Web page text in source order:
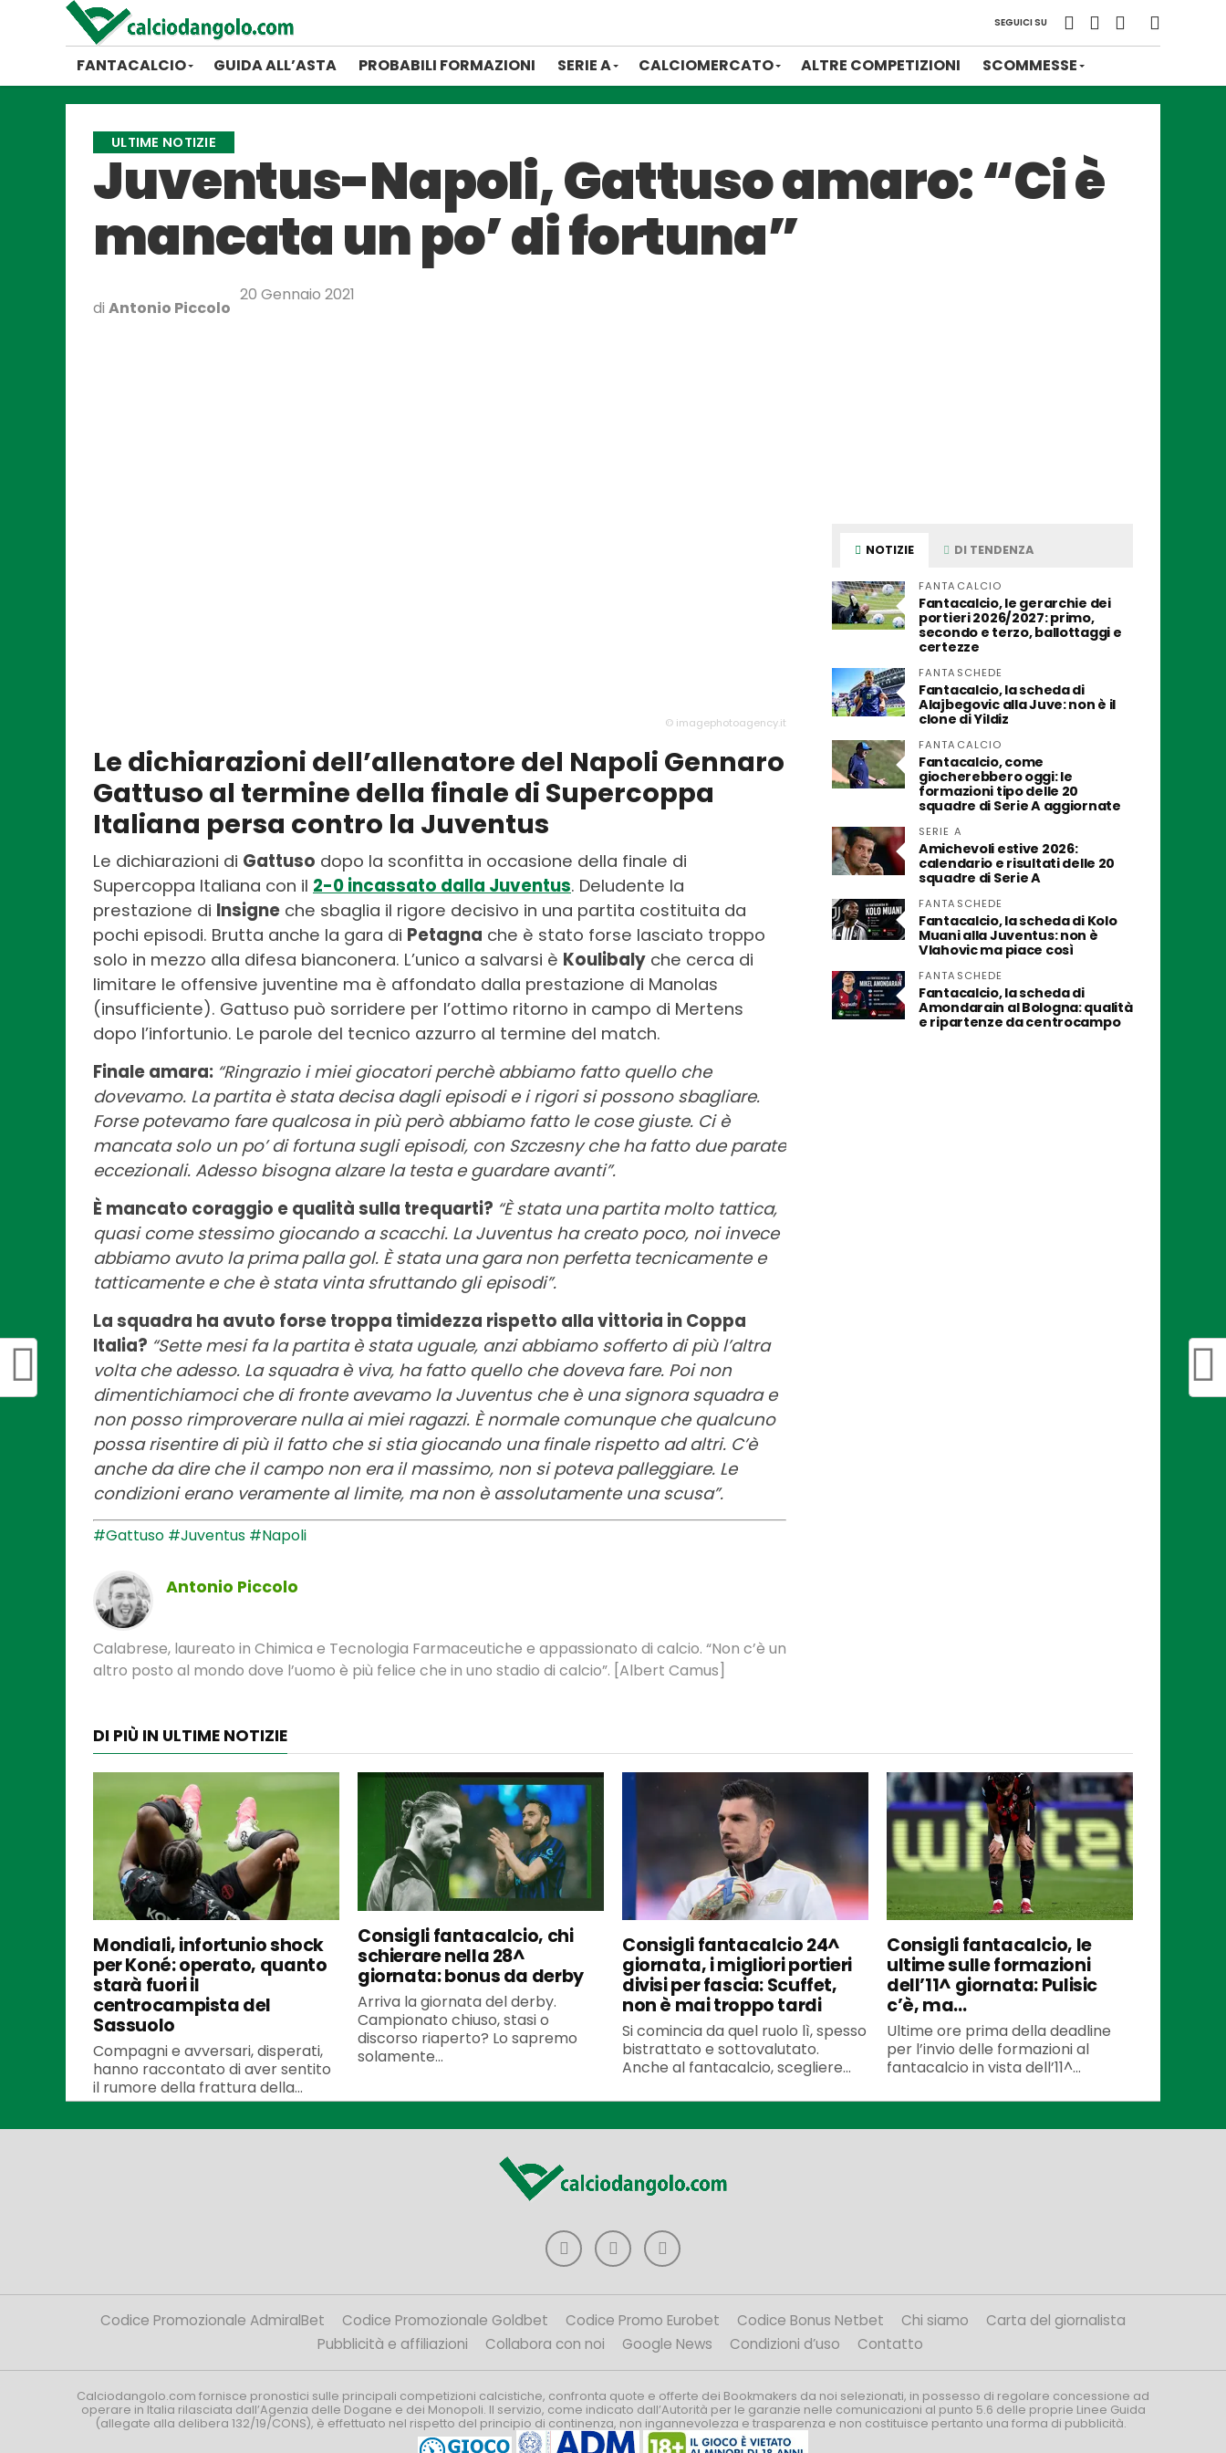
SEGUICI SU
FANTACALCIO GUIDA ALL’ASTA PROBABILI FORMAZIONI SERIE A CALCIOMERCATO ALTRE COMPETIZIONI SCOMMESSE
ULTIME NOTIZIE
Juventus-Napoli, Gattuso amaro: “Ci è
mancata un po’ di fortuna”
di Antonio Piccolo
20 Gennaio 2021
© imagephotoagency.it
Le dichiarazioni dell’allenatore del Napoli Gennaro
Gattuso al termine della finale di Supercoppa
Italiana persa contro la Juventus
Le dichiarazioni di Gattuso dopo la sconfitta in occasione della finale di
Supercoppa Italiana con il 2-0 incassato dalla Juventus. Deludente la
prestazione di Insigne che sbaglia il rigore decisivo in una partita costituita da
pochi episodi. Brutta anche la gara di Petagna che è stato forse lasciato troppo
solo in mezzo alla difesa bianconera. L’unico a salvarsi è Koulibaly che cerca di
limitare le offensive juventine ma è affondato dalla prestazione di Manolas
(insufficiente). Gattuso può sorridere per l’ottimo ritorno in campo di Mertens
dopo l’infortunio. Le parole del tecnico azzurro al termine del match.
Finale amara: “Ringrazio i miei giocatori perchè abbiamo fatto quello che
dovevamo. La partita è stata decisa dagli episodi e i rigori si possono sbagliare.
Forse potevamo fare qualcosa in più però abbiamo fatto le cose giuste. Ci è
mancata solo un po’ di fortuna sugli episodi, con Szczesny che ha fatto due parate
eccezionali. Adesso bisogna alzare la testa e guardare avanti”.
È mancato coraggio e qualità sulla trequarti? “È stata una partita molto tattica,
quasi come stessimo giocando a scacchi. La Juventus ha creato poco, noi invece
abbiamo avuto la prima palla gol. È stata una gara non perfetta tecnicamente e
tatticamente e che è stata vinta sfruttando gli episodi”.
La squadra ha avuto forse troppa timidezza rispetto alla vittoria in Coppa
Italia? “Sette mesi fa la partita è stata uguale, anzi abbiamo sofferto di più l’altra
volta che adesso. La squadra è viva, ha fatto quello che doveva fare. Poi non
dimentichiamoci che di fronte avevamo la Juventus che è una signora squadra e
non posso rimproverare nulla ai miei ragazzi. È normale comunque che qualcuno
possa risentire di più il fatto che si stia giocando una finale rispetto ad altri. C’è
anche da dire che il campo non era il massimo, non si poteva palleggiare. Le
condizioni erano veramente al limite, ma non è assolutamente una scusa”.
#Gattuso #Juventus #Napoli
Antonio Piccolo
Calabrese, laureato in Chimica e Tecnologia Farmaceutiche e appassionato di calcio. “Non c’è un
altro posto al mondo dove l’uomo è più felice che in uno stadio di calcio”. [Albert Camus]
NOTIZIE DI TENDENZA
FANTACALCIO
Fantacalcio, le gerarchie dei
portieri 2026/2027: primo,
secondo e terzo, ballottaggi e
certezze
FANTASCHEDE
Fantacalcio, la scheda di
Alajbegovic alla Juve: non è il
clone di Yildiz
FANTACALCIO
Fantacalcio, come
giocherebbero oggi: le
formazioni tipo delle 20
squadre di Serie A aggiornate
SERIE A
Amichevoli estive 2026:
calendario e risultati delle 20
squadre di Serie A
FANTASCHEDE
Fantacalcio, la scheda di Kolo
Muani alla Juventus: non è
Vlahovic ma piace così
FANTASCHEDE
Fantacalcio, la scheda di
Amondarain al Bologna: qualità
e ripartenze da centrocampo
DI PIÙ IN ULTIME NOTIZIE
Mondiali, infortunio shock
per Koné: operato, quanto
starà fuori il
centrocampista del
Sassuolo
Compagni e avversari, disperati,
hanno raccontato di aver sentito
il rumore della frattura della...
Consigli fantacalcio, chi
schierare nella 28^
giornata: bonus da derby
Arriva la giornata del derby.
Campionato chiuso, stasi o
discorso riaperto? Lo sapremo
solamente...
Consigli fantacalcio 24^
giornata, i migliori portieri
divisi per fascia: Scuffet,
non è mai troppo tardi
Si comincia da quel ruolo lì, spesso
bistrattato e sottovalutato.
Anche al fantacalcio, scegliere...
Consigli fantacalcio, le
ultime sulle formazioni
dell’11^ giornata: Pulisic
c’è, ma…
Ultime ore prima della deadline
per l’invio delle formazioni al
fantacalcio in vista dell’11^...
Codice Promozionale AdmiralBet Codice Promozionale Goldbet Codice Promo Eurobet Codice Bonus Netbet Chi siamo
Carta del giornalista
Pubblicità e affiliazioni
Collabora con noi Google News Condizioni d’uso Contatto
Calciodangolo.com fornisce pronostici sulle principali competizioni calcistiche, confronta quote e offerte dei Bookmakers da noi selezionati, in possesso di regolare concessione ad
operare in Italia rilasciata dall’Agenzia delle Dogane e dei Monopoli. Il servizio, come indicato dall’Autorità per le garanzie nelle comunicazioni al punto 5.6 delle proprie Linee Guida
(allegate alla delibera 132/19/CONS), è effettuato nel rispetto del principio di continenza, non ingannevolezza e trasparenza e non costituisce pertanto una forma di pubblicità.